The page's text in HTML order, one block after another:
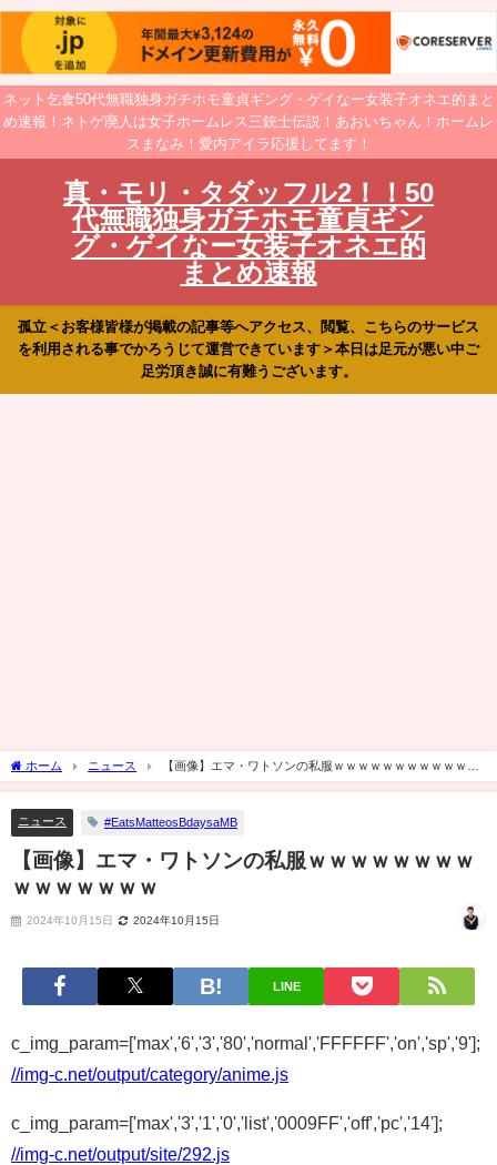
ネット乞食50代無職独身ガチホモ童貞ギング・ゲイなー女装子オネエ的まと
め速報！ネトゲ廃人は女子ホームレス三銃士伝説！あおいちゃん！ホームレ
スまなみ！愛内アイラ応援してます！
真・モリ・タダッフル2！！50
代無職独身ガチホモ童貞ギン
グ・ゲイなー女装子オネエ的
まとめ速報
孤立＜お客様皆様が掲載の記事等へアクセス、閲覧、こちらのサービス
を利用される事でかろうじて運営できています＞本日は足元が悪い中ご
足労頂き誠に有難うございます。
ホーム ニュース
【画像】エマ・ワトソンの私服ｗｗｗｗｗｗｗｗｗｗｗｗ
ｗｗｗ
ニュース #EatsMatteosBdaysaMB
【画像】エマ・ワトソンの私服ｗｗｗｗｗｗｗｗ
ｗｗｗｗｗｗｗ
2024年10月15日 2024年10月15日
LINE
c_img_param=['max','6','3','80','normal','FFFFFF','on','sp','9'];
//img-c.net/output/category/anime.js
c_img_param=['max','3','1','0','list','0009FF','off','pc','14'];
//img-c.net/output/site/292.js